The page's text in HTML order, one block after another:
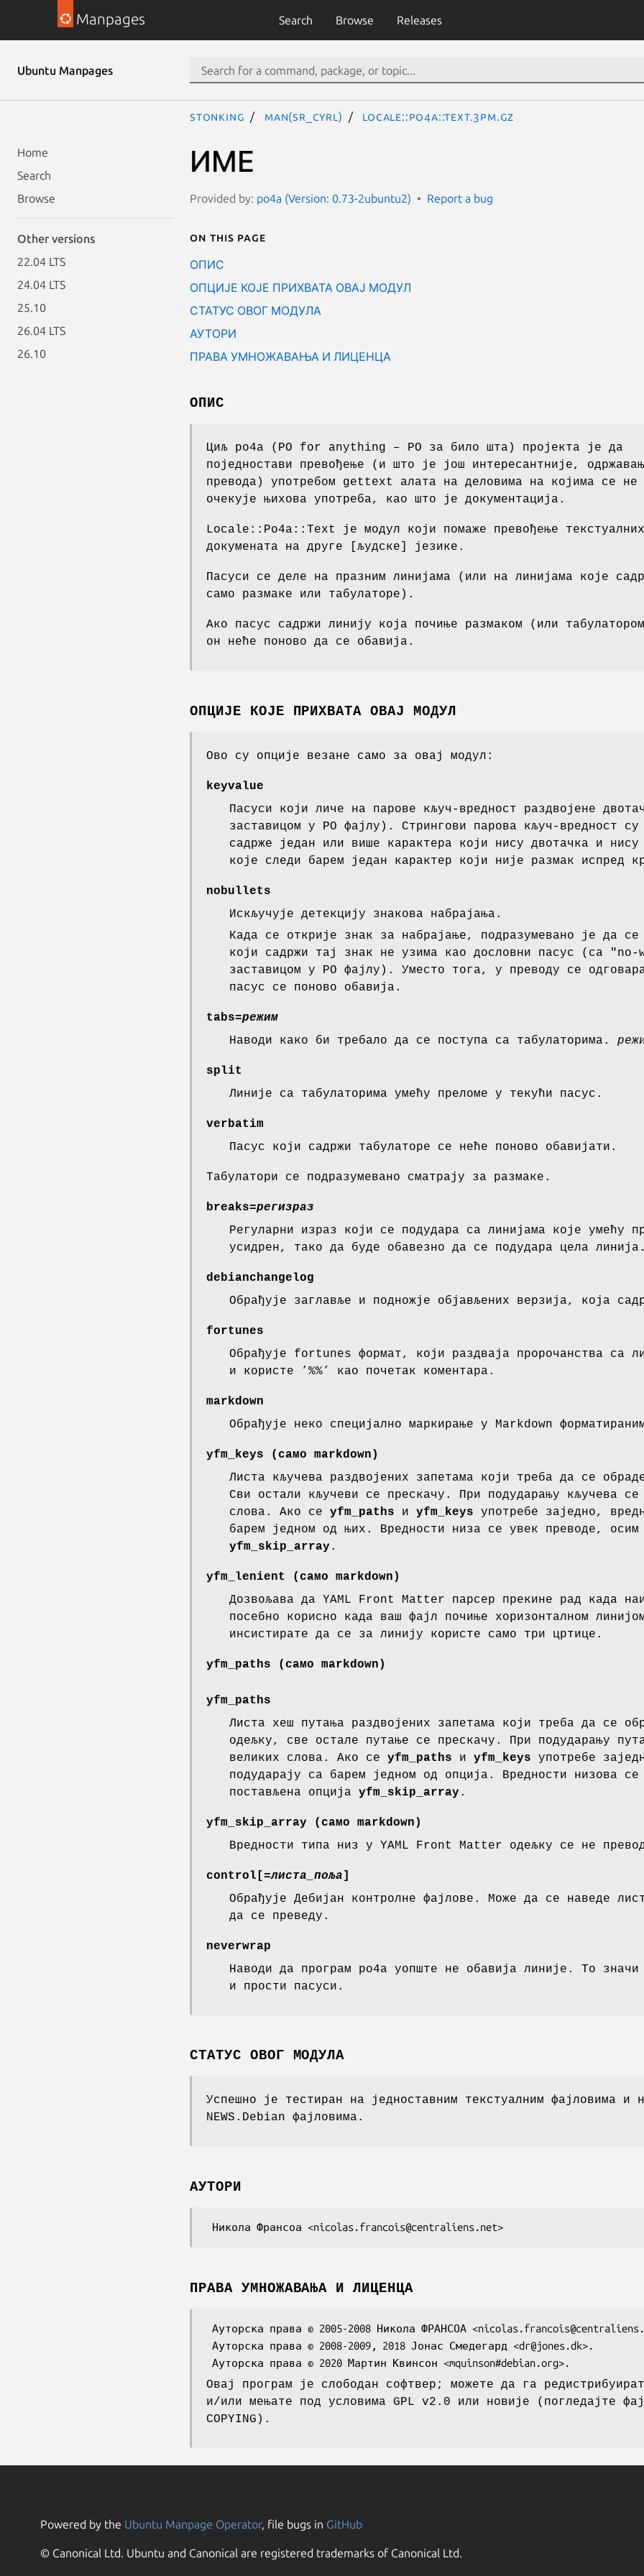
Manpages Search Browse Releases
Ubuntu Manpages
Home
Search
Browse
Other versions
22.04 LTS
24.04 LTS
25.10
26.04 LTS
26.10
stonking man(sr_Cyrl) Locale::Po4a::Text.3pm.gz
ИМЕ
Provided by: po4a (Version: 0.73-2ubuntu2) Report a bug
On this page
ОПИС
ОПЦИЈЕ КОЈЕ ПРИХВАТА ОВАЈ МОДУЛ
СТАТУС ОВОГ МОДУЛА
АУТОРИ
ПРАВА УМНОЖАВАЊА И ЛИЦЕНЦА
ОПИС
Циљ po4a (PO for anything – PO за било шта) пројекта је да
поједностави превођење (и што је још интересантније,
превода) употребом gettext алата на деловима на којима се не
очекује њихова употреба, као што је документација.
Locale::Po4a::Text је модул који помаже превођење текстуалних
докумената на друге [људске] језике.
Пасуси се деле на празним линијама (или на линијама које
само размаке или табулаторе).
Ако пасус садржи линију која почиње размаком (или
он неће поново да се обавија.
ОПЦИЈЕ КОЈЕ ПРИХВАТА ОВАЈ МОДУЛ
Ово су опције везане само за овај модул:
keyvalue
Пасуси који личе на парове кључ-вредност раздвојене
заставицом у PO фајлу). Стрингови парова кључ-вредност
садрже један или више карактера који нису двотачка и
које следи барем један карактер који није размак испред
nobullets
Искључује детекцију знакова набрајања.
Када се открије знак за набрајање, подразумевано је да се
који садржи тај знак не узима као дословни пасус (са
"no-
заставицом у PO фајлу). Уместо тога, у преводу се
пасус се поново обавија.
tabs=режим
Наводи како би требало да се поступа са табулаторима.
split
Линије са табулаторима умећу преломе у текући пасус.
verbatim
Пасус који садржи табулаторе се неће поново обавијати.
Табулатори се подразумевано сматрају за размаке.
breaks=регизраз
Регуларни израз који се подудара са линијама које умећу
усидрен, тако да буде обавезно да се подудара цела линија.
debianchangelog
Обрађује заглавље и подножје објављених верзија, која
fortunes
Обрађује fortunes формат, који раздваја пророчанства са
и користе ’%%’ као почетак коментара.
markdown
Обрађује неко специјално маркирање у Markdown
yfm_keys (само markdown)
Листа кључева раздвојених запетама који треба да се
Сви остали кључеви се прескачу. При подударању кључева
слова. Ако се yfm_paths и yfm_keys употребе заједно,
барем једном од њих. Вредности низа се увек преводе,
yfm_skip_array .
yfm_lenient
(само markdown)
Дозвољава да YAML Front Matter парсер прекине рад када
посебно корисно када ваш фајл почиње хоризонталном
инсистирате да се за линију користе само три цртице.
yfm_paths (само markdown)
yfm_paths
Листа хеш путања раздвојених запетама који треба да се
одељку, све остале путање се прескачу. При подударању
великих слова. Ако се yfm_paths и yfm_keys употребе
подударају са барем једном од опција. Вредности низова
постављена опција yfm_skip_array .
yfm_skip_array (само markdown)
Вредности типа низ у YAML Front Matter одељку се не
control [=листа_поља]
Обрађује Дебијан контролне фајлове. Може да се наведе
да се преведу.
neverwrap
Наводи да програм po4a уопште не обавија линије. То
и прости пасуси.
СТАТУС ОВОГ МОДУЛА
Успешно је тестиран на једноставним текстуалним фајловима и
NEWS.Debian фајловима.
АУТОРИ
ПРАВА УМНОЖАВАЊА И ЛИЦЕНЦА
Овај програм је слободан софтвер; можете да га
и/или мењате под условима GPL v2.0 или новије (погледајте
COPYING).
Powered by the Ubuntu Manpage Operator, file bugs in GitHub
© Canonical Ltd. Ubuntu and Canonical are registered trademarks of Canonical Ltd.